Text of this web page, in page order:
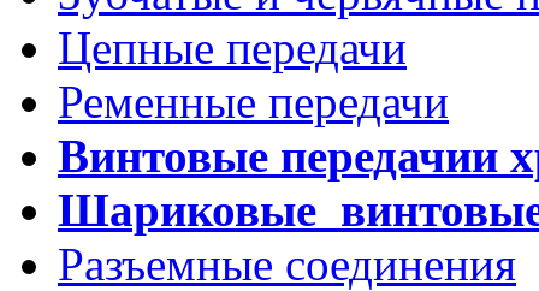
Цепные передачи
Ременные передачи
Винтовые передачии
Шариковые
Разъемные соединения